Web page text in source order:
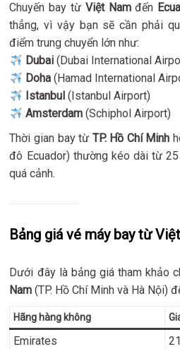
Chuyến bay từ Việt Namđến
thẳng, vì vậy bạn sẽ cần phải
điểm trung chuyển lớn như:
Dubai(Dubai International
Doha(Hamad International
Istanbul (Istanbul Airport)
Amsterdam(Schiphol Airport)
Thời gian bay từ TP. Hồ Chí Minh
đô Ecuador) thường kéo dài từ
quá cảnh.
Bảng giá vé máy bay từ
Dưới đây là bảng giá tham khảo
Nam (TP. Hồ Chí Minh và Hà Nội)
Hãng hàng không
Emirates